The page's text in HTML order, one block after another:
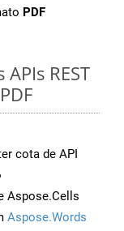
PDF
REST
cota de API
Aspose.Cells
Aspose.Words